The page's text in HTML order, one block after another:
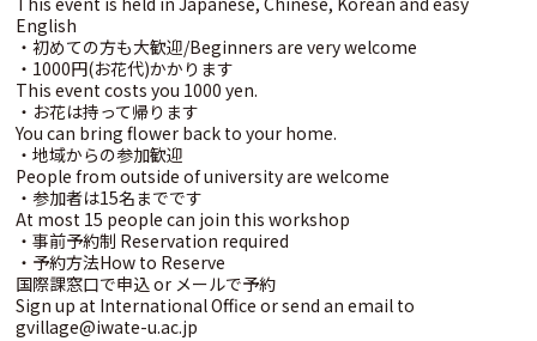
English
・初めての方も大歓迎/Beginners are very welcome
・1000円(お花代)かかります
This event costs you 1000 yen.
・お花は持って帰ります
You can bring flower back to your home.
・地域からの参加歓迎
People from outside of university are welcome
・参加者は15名までです
At most 15 people can join this workshop
・事前予約制 Reservation required
・予約方法How to Reserve
国際課窓口で申込 or メールで予約
Sign up at International Office or send an email to
gvillage@iwate-u.ac.jp